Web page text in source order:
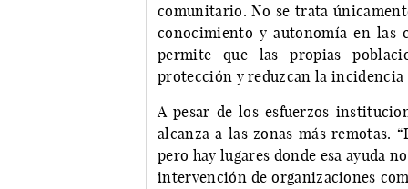
comunitario. No se trata
conocimiento y autonomía en las
permite que las propias
protección y reduzcan la incidencia
A pesar de los esfuerzos
alcanza a las zonas más remotas.
pero hay lugares donde esa ayuda
intervención de organizaciones